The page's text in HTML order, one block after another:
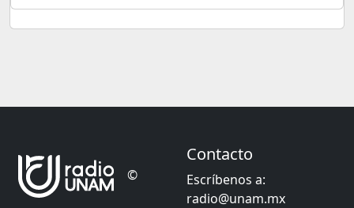
©
Contacto
Escríbenos a:
radio@unam.mx